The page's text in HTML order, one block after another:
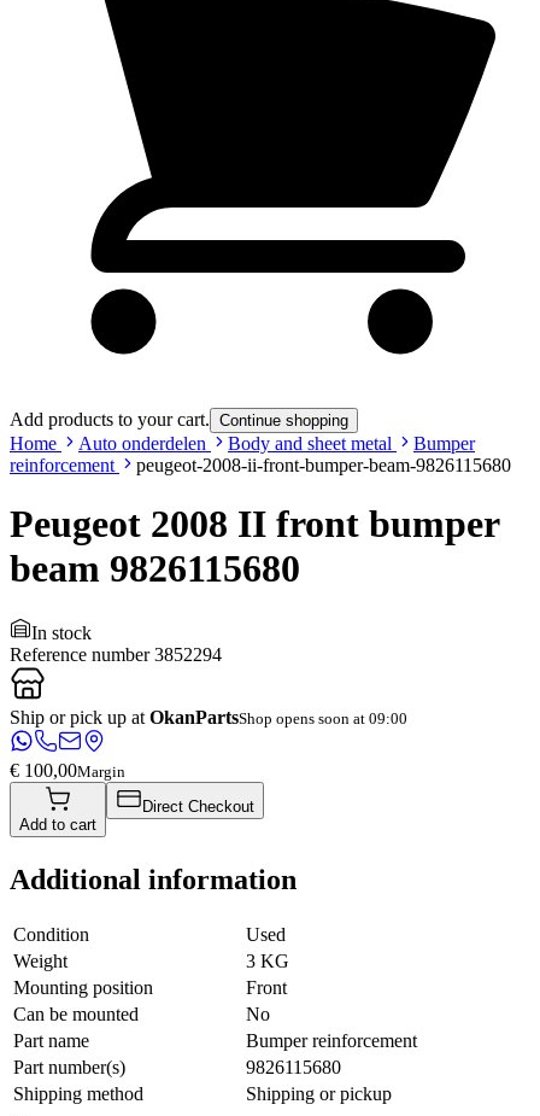
Add products to your cart. Continue shopping
Home Auto onderdelen Body and sheet metal
Bumper
reinforcement
peugeot-2008-ii-front-bumper-beam-9826115680
Peugeot 2008 II front bumper
beam 9826115680
In stock
Reference number 3852294
Ship or pick up at OkanPartsShop opens soon at 09:00
€ 100,00Margin
Add to cart
Direct Checkout
Additional information
Condition
Used
Weight
3 KG
Mounting position
Front
Can be mounted
No
Part name
Bumper reinforcement
Part number(s)
9826115680
Shipping method
Shipping or pickup